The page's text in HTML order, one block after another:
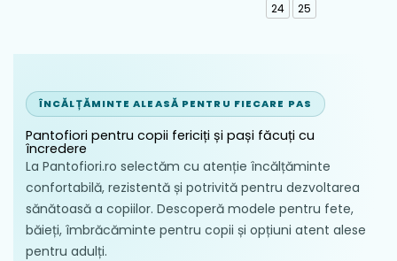
24
25
ÎNCĂLȚĂMINTE ALEASĂ PENTRU FIECARE PAS
Pantofiori pentru copii fericiți și pași făcuți cu
încredere
La Pantofiori.ro selectăm cu atenție încălțăminte
confortabilă, rezistentă și potrivită pentru dezvoltarea
sănătoasă a copiilor. Descoperă modele pentru fete,
băieți, îmbrăcăminte pentru copii și opțiuni atent alese
pentru adulți.